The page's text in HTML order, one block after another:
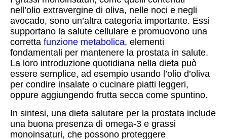
nell’olio extravergine di oliva, nelle noci e negli
avocado, sono un’altra categoria importante. Essi
supportano la salute cellulare e promuovono una
corretta funzione metabolica, elementi
fondamentali per mantenere la prostata in salute.
La loro introduzione quotidiana nella dieta può
essere semplice, ad esempio usando l’olio d’oliva
per condire insalate o cucinare piatti leggeri,
oppure aggiungendo frutta secca come spuntino.
In sintesi, una dieta salutare per la prostata include
una buona presenza di omega-3 e grassi
monoinsaturi, che possono proteggere